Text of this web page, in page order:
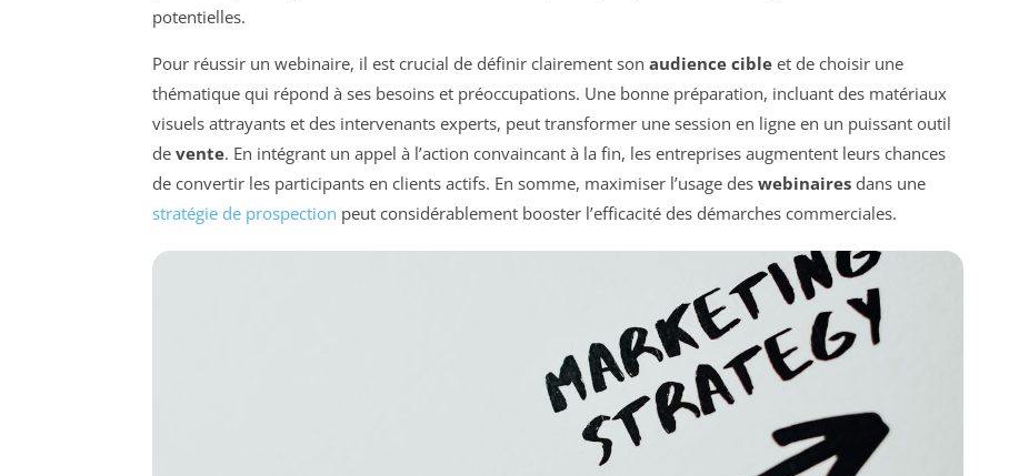
potentielles.
Pour réussir un webinaire, il est crucial de définir clairement son audience cible et de choisir une
thématique qui répond à ses besoins et préoccupations. Une bonne préparation, incluant des matériaux
visuels attrayants et des intervenants experts, peut transformer une session en ligne en un puissant outil
de vente. En intégrant un appel à l’action convaincant à la fin, les entreprises augmentent leurs chances
de convertir les participants en clients actifs. En somme, maximiser l’usage des webinaires dans une
stratégie de prospection peut considérablement booster l’efficacité des démarches commerciales.